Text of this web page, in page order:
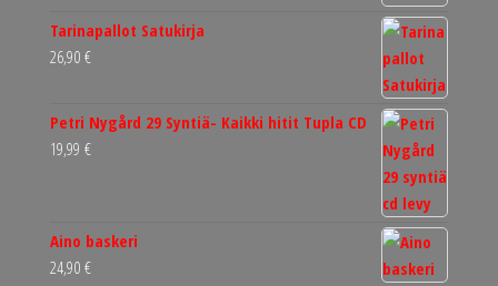
Tarinapallot Satukirja
26,90 €
Petri Nygård 29 Syntiä- Kaikki hitit Tupla CD
19,99 €
Aino baskeri
24,90 €